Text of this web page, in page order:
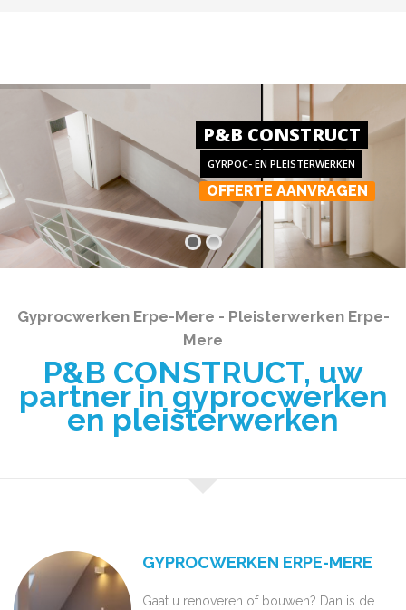
P&B CONSTRUCT
GYRPOC- EN PLEISTERWERKEN
OFFERTE AANVRAGEN
Gyprocwerken Erpe-Mere - Pleisterwerken Erpe-
Mere
P&B CONSTRUCT, uw
partner in gyprocwerken
en pleisterwerken
GYPROCWERKEN ERPE-MERE
Gaat u renoveren of bouwen? Dan is de